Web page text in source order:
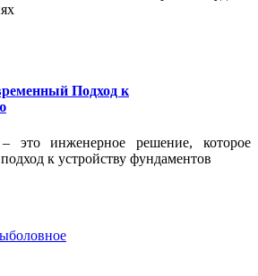
Подход к
это инженерное решение, которое
к устройству фундаментов